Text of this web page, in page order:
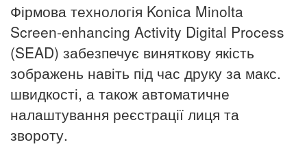
Фірмова технологія Konica Minolta
Screen-enhancing Activity Digital Process
(SEAD) забезпечує виняткову якість
зображень навіть під час друку за макс.
швидкості, а також автоматичне
налаштування реєстрації лиця та
звороту.